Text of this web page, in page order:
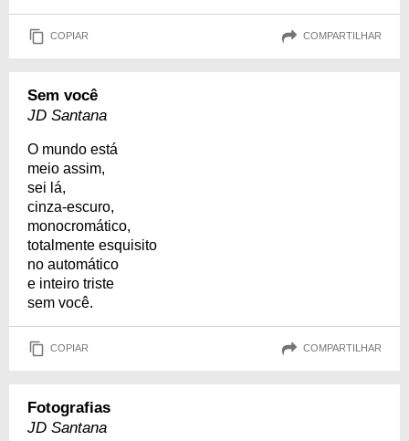
COPIAR COMPARTILHAR
Sem você
JD Santana
O mundo está
meio assim,
sei lá,
cinza-escuro,
monocromático,
totalmente esquisito
no automático
e inteiro triste
sem você.
COPIAR COMPARTILHAR
Fotografias
JD Santana